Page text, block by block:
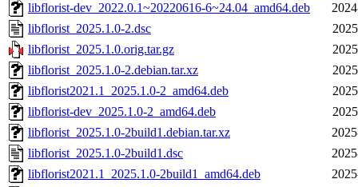
libflorist-dev_2022.0.1~20220616-6~24.04_amd64.deb
libflorist_2025.1.0-2.dsc
libflorist_2025.1.0.orig.tar.gz
libflorist_2025.1.0-2.debian.tar.xz
libflorist2021.1_2025.1.0-2_amd64.deb
libflorist-dev_2025.1.0-2_amd64.deb
libflorist_2025.1.0-2build1.debian.tar.xz
libflorist_2025.1.0-2build1.dsc
libflorist2021.1_2025.1.0-2build1_amd64.deb